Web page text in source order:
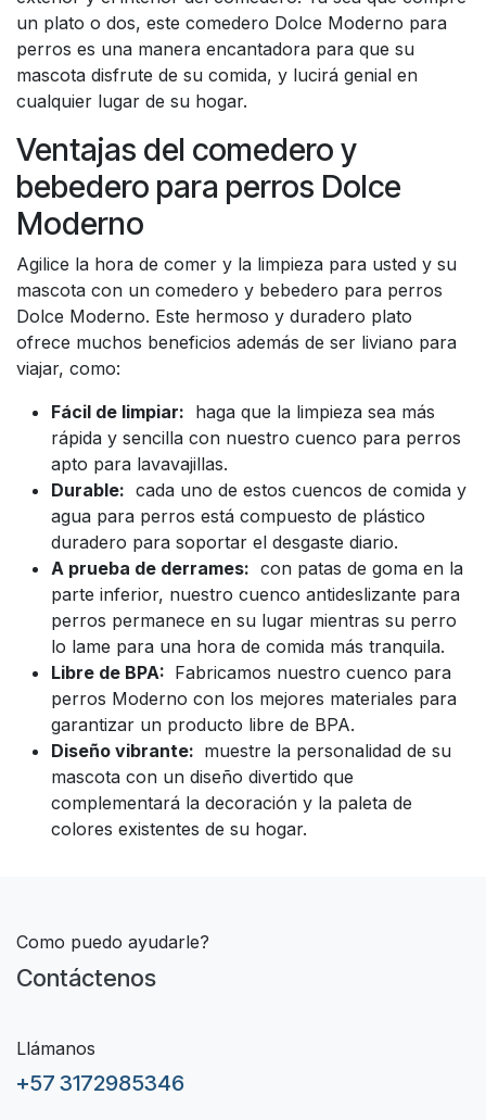
un plato o dos, este comedero Dolce Moderno para
perros es una manera encantadora para que su
mascota disfrute de su comida, y lucirá genial en
cualquier lugar de su hogar.
Ventajas del comedero y
bebedero para perros Dolce
Moderno
Agilice la hora de comer y la limpieza para usted y su
mascota con un comedero y bebedero para perros
Dolce Moderno. Este hermoso y duradero plato
ofrece muchos beneficios además de ser liviano para
viajar, como:
Fácil de limpiar: haga que la limpieza sea más
rápida y sencilla con nuestro cuenco para perros
apto para lavavajillas.
Durable: cada uno de estos cuencos de comida y
agua para perros está compuesto de plástico
duradero para soportar el desgaste diario.
A prueba de derrames: con patas de goma en la
parte inferior, nuestro cuenco antideslizante para
perros permanece en su lugar mientras su perro
lo lame para una hora de comida más tranquila.
Libre de BPA: Fabricamos nuestro cuenco para
perros Moderno con los mejores materiales para
garantizar un producto libre de BPA.
Diseño vibrante: muestre la personalidad de su
mascota con un diseño divertido que
complementará la decoración y la paleta de
colores existentes de su hogar.
Como puedo ayudarle?
Contáctenos
Llámanos
+57 3172985346